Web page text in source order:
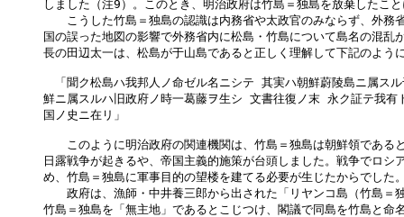
しました（注9）。このとき、明治政府は竹島＝独島を放棄したこ
こうした竹島＝独島の認識は内務省や太政官のみならず、外務
国の誤った地図の影響で外務省内に松島・竹島について島名の混乱
長の田辺太一は、松島が于山島であると正しく理解して下記のよう
「聞ク松島ハ我邦人ノ命ゼル名ニシテ 其実ハ朝鮮蔚陵島ニ属ス
鮮ニ属スルハ旧政府ノ時一葛藤ヲ生シ 文書往復ノ末 永ク証テ我有
国ノ史ニ在リ」
このように明治政府の関連機関は、竹島＝独島は朝鮮領である
日露戦争が起きるや、帝国主義的施策が台頭しました。戦争でロシ
め、竹島＝独島に軍事目的の望楼を建てる必要が生じたからでした
政府は、漁師・中井養三郎から出された「リヤンコ島（竹島＝
竹島＝独島を「無主地」であるとこじつけ、閣議で同島を竹島と命